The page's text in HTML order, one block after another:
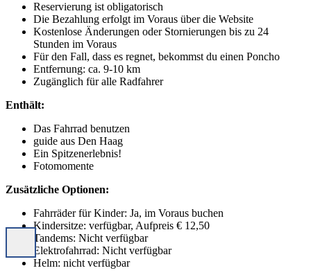
Reservierung ist obligatorisch
Die Bezahlung erfolgt im Voraus über die Website
Kostenlose Änderungen oder Stornierungen bis zu 24
Stunden im Voraus
Für den Fall, dass es regnet, bekommst du einen Poncho
Entfernung: ca. 9-10 km
Zugänglich für alle Radfahrer
Enthält:
Das Fahrrad benutzen
guide aus Den Haag
Ein Spitzenerlebnis!
Fotomomente
Zusätzliche Optionen:
Fahrräder für Kinder: Ja, im Voraus buchen
Kindersitze: verfügbar, Aufpreis € 12,50
Tandems: Nicht verfügbar
Elektrofahrrad: Nicht verfügbar
Helm: nicht verfügbar